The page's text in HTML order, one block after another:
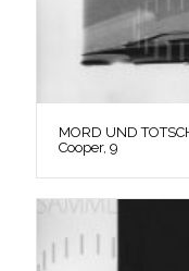
MORD UND
Cooper, 9